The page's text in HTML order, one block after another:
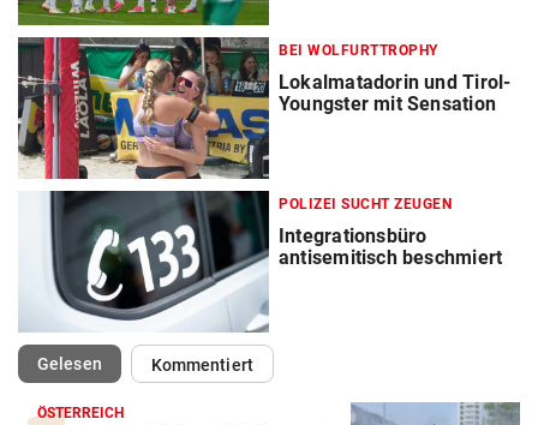
BEI WOLFURTTROPHY
Lokalmatadorin und Tirol-
Youngster mit Sensation
POLIZEI SUCHT ZEUGEN
Integrationsbüro
antisemitisch beschmiert
Gelesen(ausgewählt)Kommentiert
ÖSTERREICH